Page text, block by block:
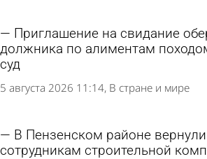
Приглашение на свидание
должника по алиментам
суд
5 августа 2026 11:14 В стране и мире
В Пензенском районе
сотрудникам строительной